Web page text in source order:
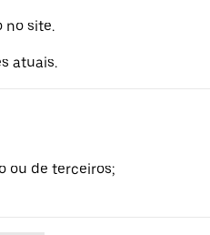
no site.
atuais.
ou de terceiros;